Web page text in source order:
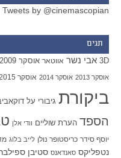
Tweets by @cinemascopian
תגים
3D אבי נשר אווטאר אוסקר 2009
אוסקר 2013 אוסקר 2014 אוסקר 2015
ביקורת גיבורי על
הספד הערת שוליים וודי אלן
יוסף סידר כריסטופר נולן לייב בלוג
נטפליקס סאנדאנס סטיבן